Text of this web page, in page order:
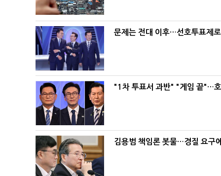
문제는 전대 이후…선호투표제
"1차 투표서 과반" "게임 끝"…
김용범 책임론 봇물…경질 요구